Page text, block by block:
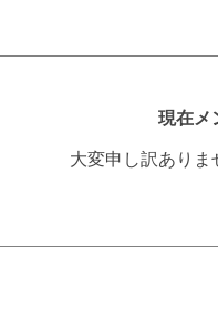
現在メ
大変申し訳あり